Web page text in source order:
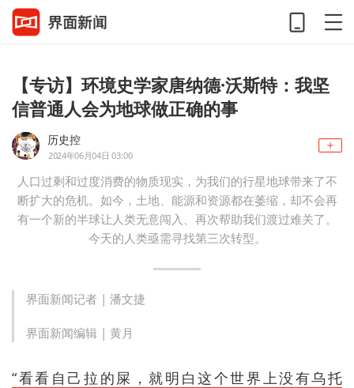
【专访】环境史学家唐纳德·沃斯特：我坚
信普通人会为地球做正确的事
历史控
2024年06月04日 03:00
人口过剩和过度消费的物质现实，为我们的行星地球带来了不
断扩大的危机。如今，土地、能源和资源都在萎缩，却不会再
有一个新的半球让人类无意闯入、再次帮助我们渡过难关了。
今天的人类亟需寻找第三次转型。
界面新闻记者 | 潘文捷
界面新闻编辑 | 黄月
“看看自己拉的屎，就明白这个世界上没有乌托